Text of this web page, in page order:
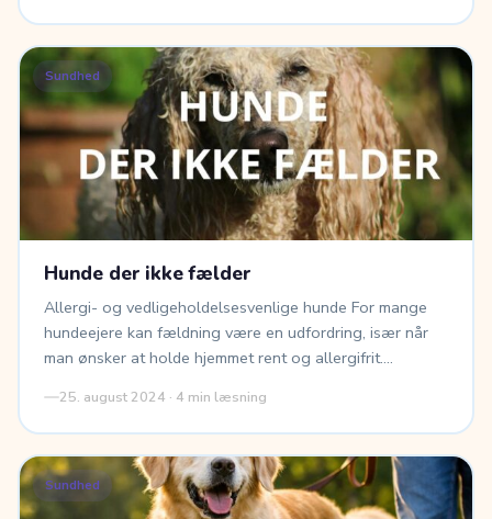
Sundhed
Hunde der ikke fælder
Allergi- og vedligeholdelsesvenlige hunde For mange
hundeejere kan fældning være en udfordring, især når
man ønsker at holde hjemmet rent og allergifrit.…
25. august 2024 · 4 min læsning
Sundhed